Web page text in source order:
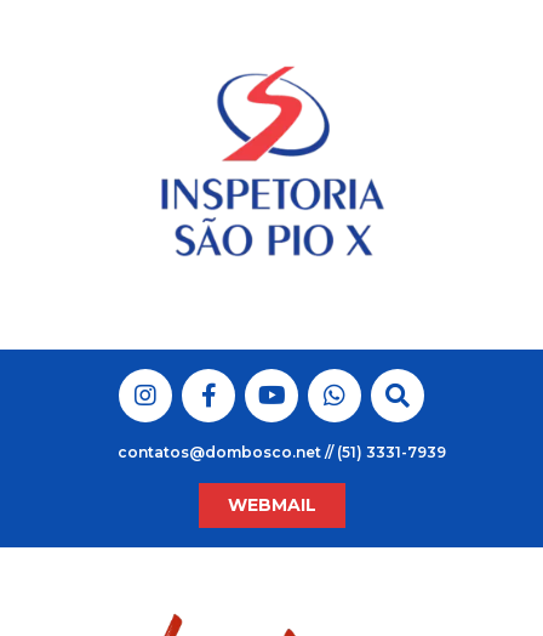
contatos@dombosco.net // (51) 3331-7939
WEBMAIL